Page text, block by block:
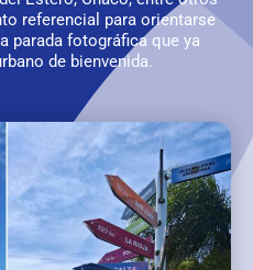
referencial para orientarse
parada fotográfica que ya
de bienvenida.